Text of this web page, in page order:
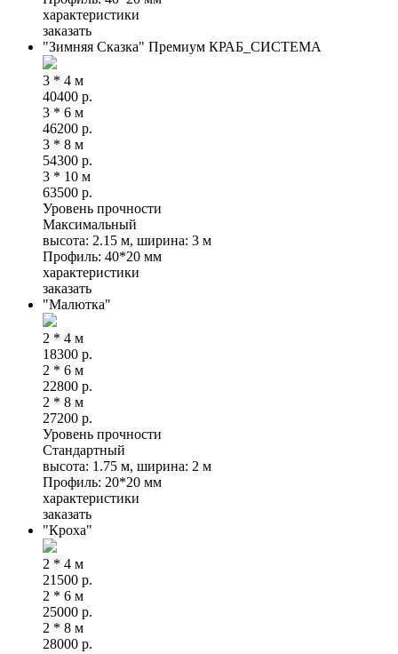
характеристики
заказать
"Зимняя Сказка" Премиум КРАБ_СИСТЕМА
3 * 4 м
40400 р.
3 * 6 м
46200 р.
3 * 8 м
54300 р.
3 * 10 м
63500 р.
Уровень прочности
Максимальный
высота: 2.15 м, ширина: 3 м
Профиль: 40*20 мм
характеристики
заказать
"Малютка"
2 * 4 м
18300 р.
2 * 6 м
22800 р.
2 * 8 м
27200 р.
Уровень прочности
Стандартный
высота: 1.75 м, ширина: 2 м
Профиль: 20*20 мм
характеристики
заказать
"Кроха"
2 * 4 м
21500 р.
2 * 6 м
25000 р.
2 * 8 м
28000 р.